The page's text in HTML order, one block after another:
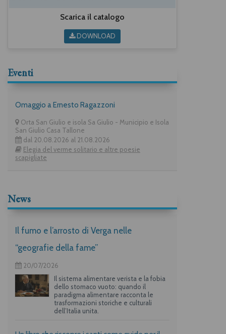
Scarica il catalogo
DOWNLOAD
Eventi
Omaggio a Ernesto Ragazzoni
Orta San Giulio e isola Sa Giulio - Municipio e Isola
San Giulio Casa Tallone
dal 20.08.2026 al 21.08.2026
Elegia del verme solitario e altre poesie
scapigliate
News
Il fumo e l’arrosto di Verga nelle
“geografie della fame”
20/07/2026
Il sistema alimentare verista e la fobia
dello stomaco vuoto: quando il
paradigma alimentare racconta le
trasformazioni storiche e culturali
dell’Italia unita.